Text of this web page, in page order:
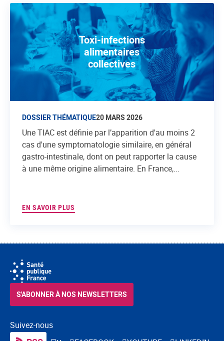
Toxi-infections
alimentaires
collectives
DOSSIER THÉMATIQUE20 MARS 2026
Une TIAC est définie par l’apparition d'au moins 2
cas d'une symptomatologie similaire, en général
gastro-intestinale, dont on peut rapporter la cause
à une même origine alimentaire. En France,...
EN SAVOIR PLUS
Suivez-nous
S'ABONNER À NOS NEWSLETTERS